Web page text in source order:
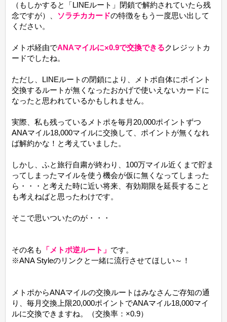
（もしかすると「LINEルート」閉鎖で解約されていたら残
念ですが）、 ソラチカカードの特徴をもう一度思い出して
ください。
メトポ経由でANAマイルに×0.9で交換できるクレジットカ
ードでしたね。
ただし、LINEルートの閉鎖により、メトポ自体にポイント
交換するルートが無くなったおかげで使いえないカードに
なったと思われているかもしれません。
実際、私も残っているメトポを毎月20,000ポイントずつ
ANAマイル18,000マイルに交換して、ポイントが無くなれ
ば解約かな！と考えていました。
しかし、ふと旅行自粛が終わり、100万マイル近くまで貯ま
ってしまったマイルを使う機会が仮に無くなってしまった
ら・・・と考えた時に近い将来、有効期限を延長すること
も考えねばと思ったわけです。
そこで思いついたのが・・・
その名も 「メトポ逆ルート」 です。
※ANA Styleのリンクと一緒に流行させてほしい～！
メトポからANAマイルの交換ルートはみなさんご存知の通
り、毎月交換上限20,000ポイントでANAマイル18,000マイ
ルに交換できますね。（交換率：×0.9）